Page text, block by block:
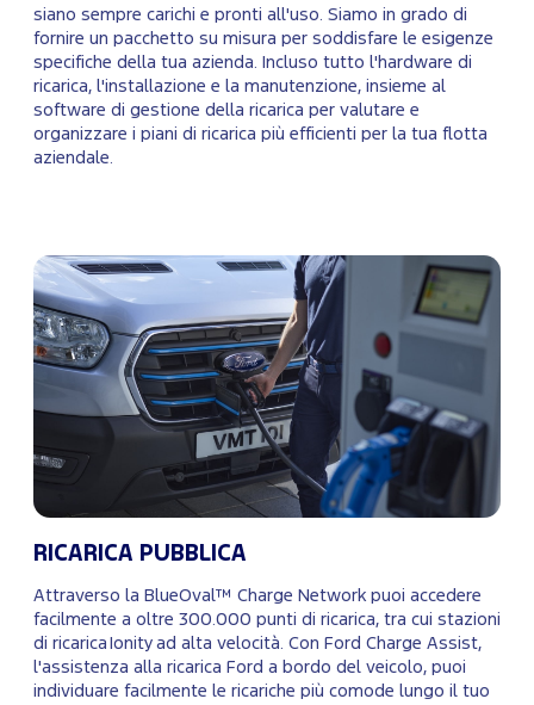
siano sempre carichi e pronti all'uso. Siamo in grado di
fornire un pacchetto su misura per soddisfare le esigenze
specifiche della tua azienda. Incluso tutto l'hardware di
ricarica, l'installazione e la manutenzione, insieme al
software di gestione della ricarica per valutare e
organizzare i piani di ricarica più efficienti per la tua flotta
aziendale.
RICARICA PUBBLICA
Attraverso la BlueOval™ Charge Network puoi accedere
facilmente a oltre 300.000 punti di ricarica, tra cui stazioni
di ricarica Ionity ad alta velocità. Con Ford Charge Assist,
l'assistenza alla ricarica Ford a bordo del veicolo, puoi
individuare facilmente le ricariche più comode lungo il tuo